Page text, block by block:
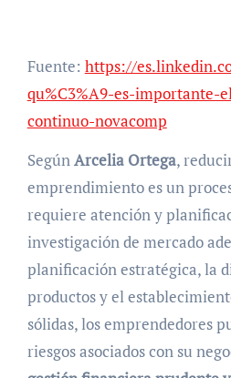
Fuente: https://
qu%C3%A9-es-importante-
continuo-novacomp
SegúnArcelia Ortega,
emprendimiento es un
requiere atención y
investigación de mercado
planificación estratégica, la
productos y el
sólidas, los emprendedores
riesgos asociados con su